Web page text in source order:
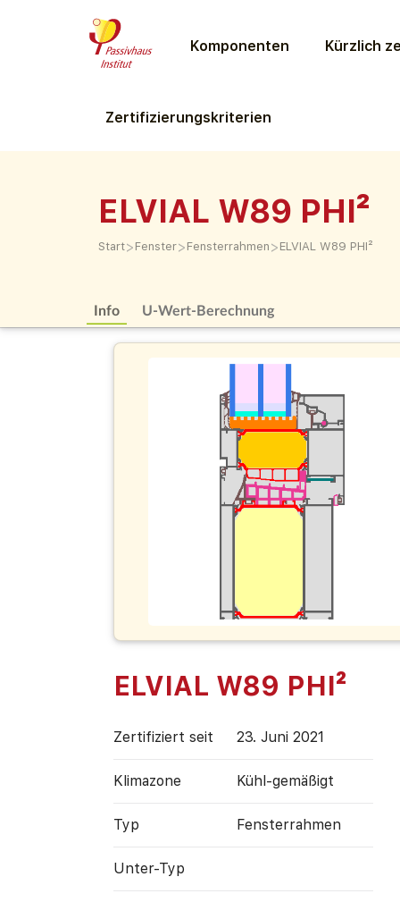
Komponenten Kürzlich
Zertifizierungs­kriterien
ELVIAL W89 PHI²
Start> Fenster> Fensterrahmen > ELVIAL W89 PHI²
Info U-Wert-Berechnung
ELVIAL W89 PHI²
Zertifiziert seit 23. Juni 2021
Klimazone Kühl-gemäßigt
Typ Fensterrahmen
Unter-Typ